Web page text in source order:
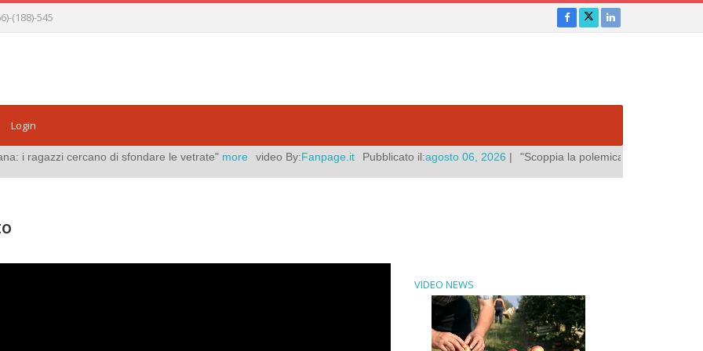
(188)-545
Login
le vetrate" more video By:Fanpage.it Pubblicato il:agosto 06, 2026 | "Scoppia la polemica sulle nuove maglie dei Vigili del Fuoco: "Si
VIDEO NEWS